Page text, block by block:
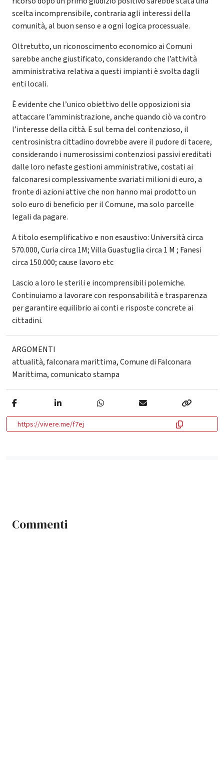
scelta incomprensibile, contraria agli interessi della
comunità, al buon senso e a ogni logica processuale.
Oltretutto, un riconoscimento economico ai Comuni
sarebbe anche giustificato, considerando che l’attività
amministrativa relativa a questi impianti è svolta dagli
enti locali.
È evidente che l’unico obiettivo delle opposizioni sia
attaccare l’amministrazione, anche quando ciò va contro
l’interesse della città. E sul tema del contenzioso, il
centrosinistra cittadino dovrebbe avere il pudore di tacere,
considerando i numerosissimi contenziosi passivi ereditati
dalle loro nefaste gestioni amministrative, costati ai
falconaresi complessivamente svariati milioni di euro, a
fronte di azioni attive che non hanno mai prodotto un
solo euro di beneficio per il Comune, ma solo parcelle
legali da pagare.
A titolo esemplificativo e non esaustivo: Università circa
570.000, Curia circa 1M; Villa Guastuglia circa 1 M ; Fanesi
circa 150.000; cause lavoro etc
Lascio a loro le sterili e incomprensibili polemiche.
Continuiamo a lavorare con responsabilità e trasparenza
per garantire equilibrio ai conti e risposte concrete ai
cittadini.
ARGOMENTI
attualità,falconara marittima,Comune di Falconara
Marittima,comunicato stampa
https://vivere.me/f7ej
Commenti